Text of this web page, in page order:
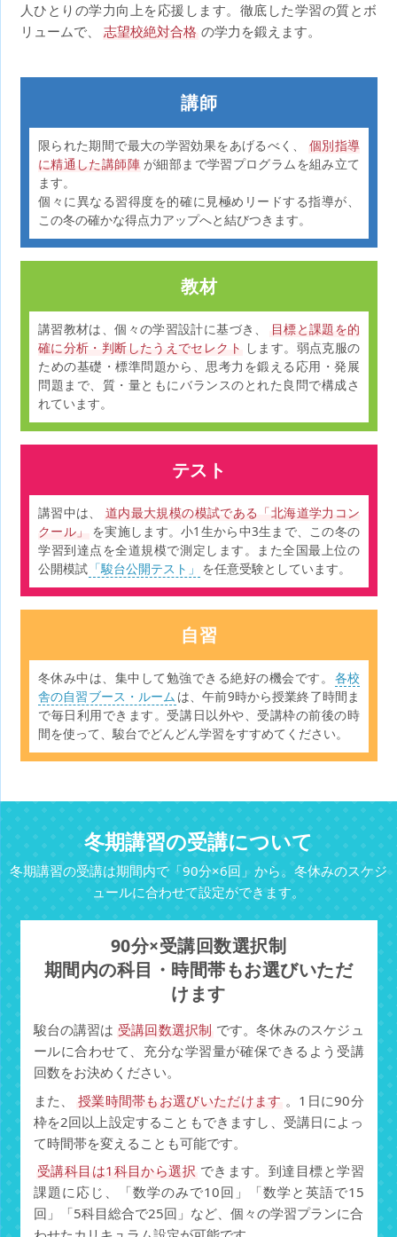
人ひとりの学力向上を応援します。徹底した学習の質とボ
リュームで、
志望校絶対合格 の学力を鍛えます。
講師
限られた期間で最大の学習効果をあげるべく、
個別指導
に精通した講師陣 が細部まで学習プログラムを組み立て
ます。
個々に異なる習得度を的確に見極めリードする指導が、
この冬の確かな得点力アップへと結びつきます。
教材
講習教材は、個々の学習設計に基づき、
目標と課題を的
確に分析・判断したうえでセレクト します。弱点克服の
ための基礎・標準問題から、思考力を鍛える応用・発展
問題まで、質・量ともにバランスのとれた良問で構成さ
れています。
テスト
講習中は、
道内最大規模の模試である「北海道学力コン
クール」
を実施します。小1生から中3生まで、この冬の
学習到達点を全道規模で測定します。また全国最上位の
公開模試 「駿台公開テスト」 を任意受験としています。
自習
冬休み中は、集中して勉強できる絶好の機会です。
各校
舎の自習ブース・ルーム は、午前9時から授業終了時間ま
で毎日利用できます。受講日以外や、受講枠の前後の時
間を使って、駿台でどんどん学習をすすめてください。
冬期講習の受講について
冬期講習の受講は期間内で「90分×6回」から。冬休みのスケジ
ュールに合わせて設定ができます。
90分×受講回数選択制
期間内の科目・時間帯もお選びいただ
けます
駿台の講習は 受講回数選択制 です。冬休みのスケジュ
ールに合わせて、充分な学習量が確保できるよう受講
回数をお決めください。
また、
授業時間帯もお選びいただけます 。1日に90分
枠を2回以上設定することもできますし、受講日によっ
て時間帯を変えることも可能です。
受講科目は1科目から選択 できます。到達目標と学習
課題に応じ、「数学のみで10回」「数学と英語で15
回」「5科目総合で25回」など、個々の学習プランに合